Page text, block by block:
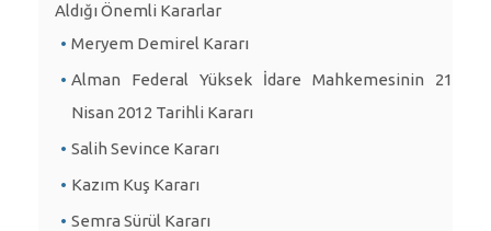
Aldığı Önemli Kararlar
Meryem Demirel Kararı
Alman Federal Yüksek İdare Mahkemesinin 21
Nisan 2012 Tarihli Kararı
Salih Sevince Kararı
Kazım Kuş Kararı
Semra Sürül Kararı